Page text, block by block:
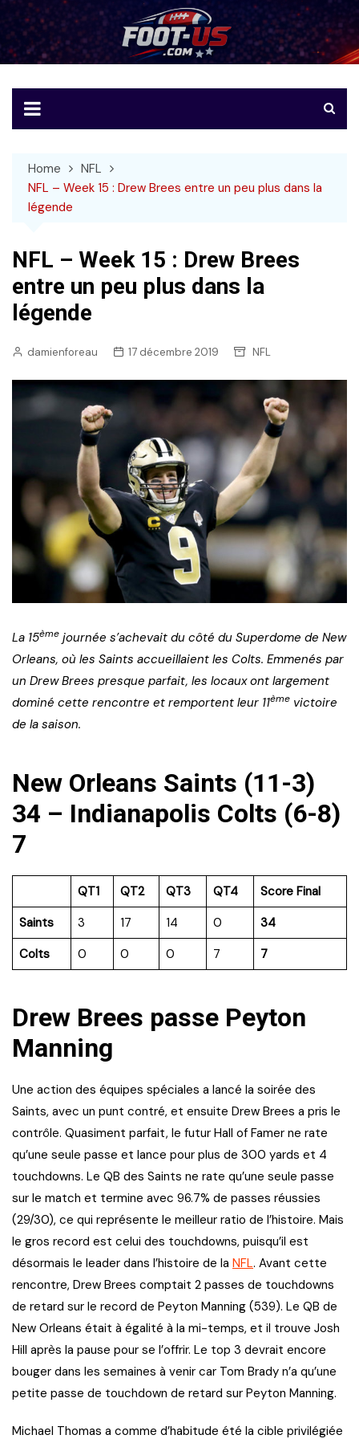
to
content
Foot-US
Le football américain en français
Home
NFL
NFL – Week 15 : Drew Brees entre un peu plus dans la
légende
NFL – Week 15 : Drew Brees
entre un peu plus dans la
légende
damienforeau 17 décembre 2019 NFL
La 15ème journée s’achevait du côté du Superdome de New
Orleans, où les Saints accueillaient les Colts. Emmenés par
un Drew Brees presque parfait, les locaux ont largement
dominé cette rencontre et remportent leur 11ème victoire
de la saison.
New Orleans Saints (11-3)
34 – Indianapolis Colts (6-8)
7
QT1 QT2 QT3 QT4
Score Final
Saints
3 17 14 0
34
Colts
0 0 0 7 7
Drew Brees passe Peyton
Manning
Une action des équipes spéciales a lancé la soirée des
Saints, avec un punt contré, et ensuite Drew Brees a pris le
contrôle. Quasiment parfait, le futur Hall of Famer ne rate
qu’une seule passe et lance pour plus de 300 yards et 4
touchdowns. Le QB des Saints ne rate qu’une seule passe
sur le match et termine avec 96.7% de passes réussies
(29/30), ce qui représente le meilleur ratio de l’histoire. Mais
le gros record est celui des touchdowns, puisqu’il est
désormais le leader dans l’histoire de la NFL. Avant cette
rencontre, Drew Brees comptait 2 passes de touchdowns
de retard sur le record de Peyton Manning (539). Le QB de
New Orleans était à égalité à la mi-temps, et il trouve Josh
Hill après la pause pour se l’offrir. Le top 3 devrait encore
bouger dans les semaines à venir car Tom Brady n’a qu’une
petite passe de touchdown de retard sur Peyton Manning.
Michael Thomas a comme d’habitude été la cible privilégiée